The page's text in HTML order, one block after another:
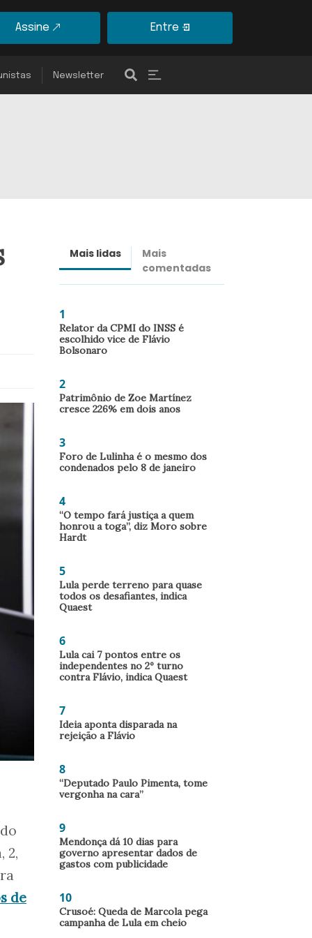
Assine Entre
Newsletter
2,
de
Mais lidas
Mais
comentadas
1
Relator da CPMI do INSS é
escolhido vice de Flávio
Bolsonaro
2
Patrimônio de Zoe Martínez
cresce 226% em dois anos
3
Foro de Lulinha é o mesmo dos
condenados pelo 8 de janeiro
4
“O tempo fará justiça a quem
honrou a toga”, diz Moro sobre
Hardt
5
Lula perde terreno para quase
todos os desafiantes, indica
Quaest
6
Lula cai 7 pontos entre os
independentes no 2º turno
contra Flávio, indica Quaest
7
Ideia aponta disparada na
rejeição a Flávio
8
“Deputado Paulo Pimenta, tome
vergonha na cara”
9
Mendonça dá 10 dias para
governo apresentar dados de
gastos com publicidade
10
Crusoé: Queda de Marcola pega
campanha de Lula em cheio